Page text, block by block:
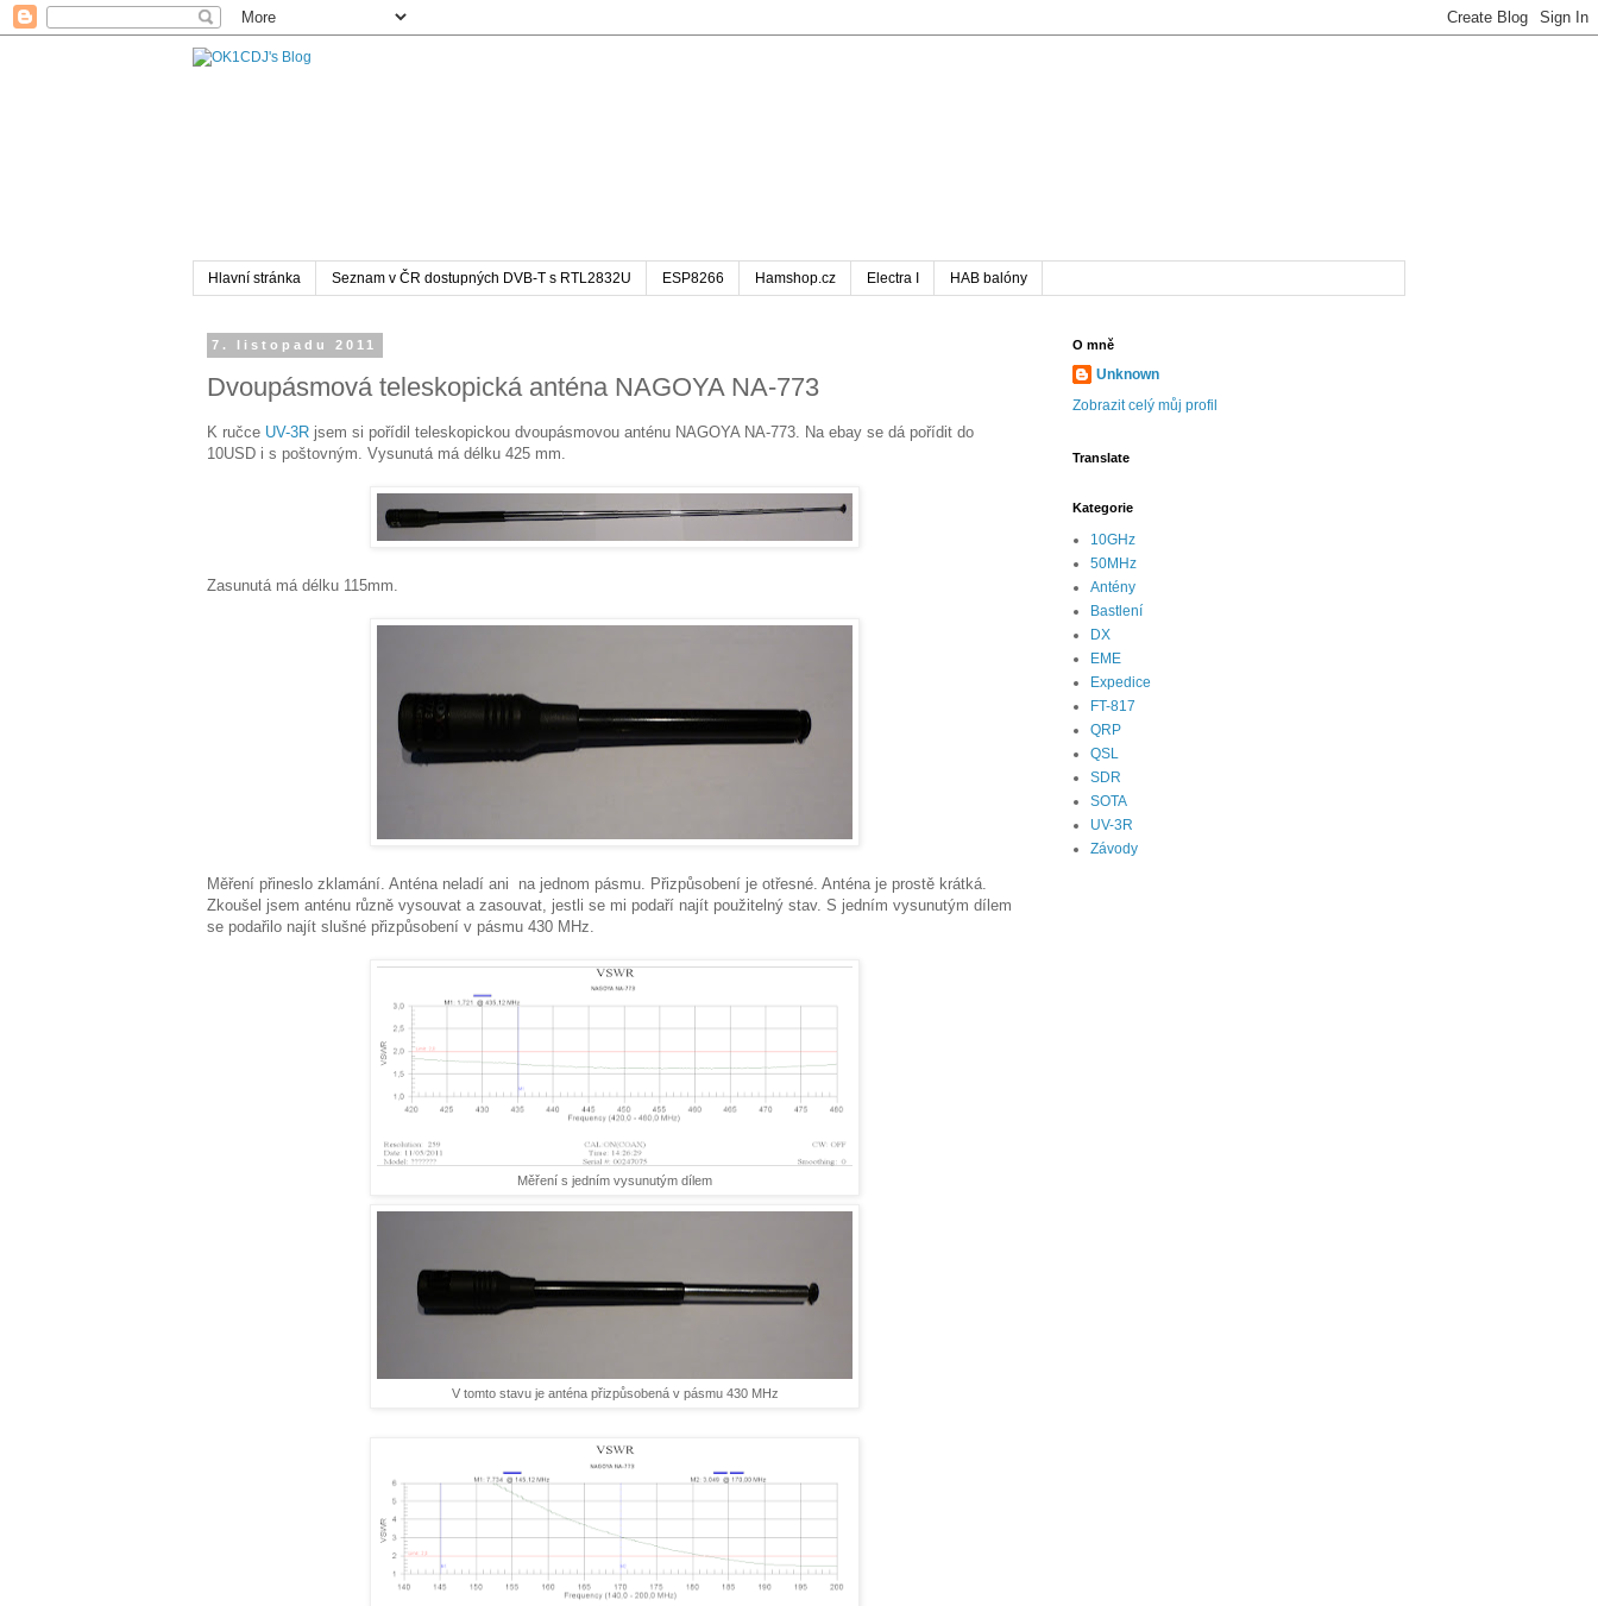
Hlavní stránka Seznam v ČR dostupných DVB-T s RTL2832U ESP8266 Hamshop.cz Electra I HAB balóny
7. listopadu 2011
Dvoupásmová teleskopická anténa NAGOYA NA-773
K ručce UV-3R jsem si pořídil teleskopickou dvoupásmovou anténu NAGOYA NA-773. Na ebay se dá pořídit do
10USD i s poštovným. Vysunutá má délku 425 mm.
Zasunutá má délku 115mm.
Měření přineslo zklamání. Anténa neladí ani na jednom pásmu. Přizpůsobení je otřesné. Anténa je prostě krátká.
Zkoušel jsem anténu různě vysouvat a zasouvat, jestli se mi podaří najít použitelný stav. S jedním vysunutým dílem
se podařilo najít slušné přizpůsobení v pásmu 430 MHz.
Měření s jedním vysunutým dílem
V tomto stavu je anténa přizpůsobená v pásmu 430 MHz
O mně
Unknown
Zobrazit celý můj profil
Translate
Kategorie
10GHz
50MHz
Antény
Bastlení
DX
EME
Expedice
FT-817
QRP
QSL
SDR
SOTA
UV-3R
Závody